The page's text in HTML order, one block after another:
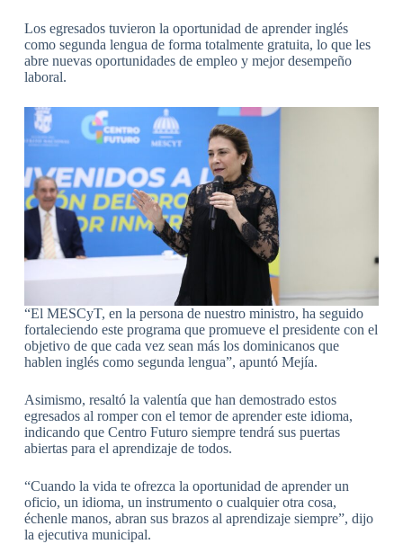
Los egresados tuvieron la oportunidad de aprender inglés
como segunda lengua de forma totalmente gratuita, lo que les
abre nuevas oportunidades de empleo y mejor desempeño
laboral.
“El MESCyT, en la persona de nuestro ministro, ha seguido
fortaleciendo este programa que promueve el presidente con el
objetivo de que cada vez sean más los dominicanos que
hablen inglés como segunda lengua”, apuntó Mejía.
Asimismo, resaltó la valentía que han demostrado estos
egresados al romper con el temor de aprender este idioma,
indicando que Centro Futuro siempre tendrá sus puertas
abiertas para el aprendizaje de todos.
“Cuando la vida te ofrezca la oportunidad de aprender un
oficio, un idioma, un instrumento o cualquier otra cosa,
échenle manos, abran sus brazos al aprendizaje siempre”, dijo
la ejecutiva municipal.